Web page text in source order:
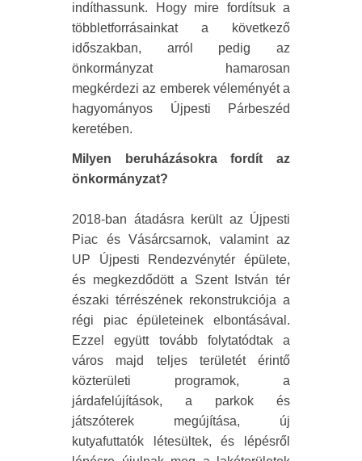
indíthassunk. Hogy mire fordítsuk a
többletforrásainkat a következő
időszakban, arról pedig az
önkormányzat hamarosan
megkérdezi az emberek véleményét a
hagyományos Újpesti Párbeszéd
keretében.
Milyen beruházásokra fordít az
önkormányzat?
2018-ban átadásra került az Újpesti
Piac és Vásárcsarnok, valamint az
UP Újpesti Rendezvénytér épülete,
és megkezdődött a Szent István tér
északi térrészének rekonstrukciója a
régi piac épületeinek elbontásával.
Ezzel együtt tovább folytatódtak a
város majd teljes területét érintő
közterületi programok, a
járdafelújítások, a parkok és
játszóterek megújítása, új
kutyafuttatók létesültek, és lépésről